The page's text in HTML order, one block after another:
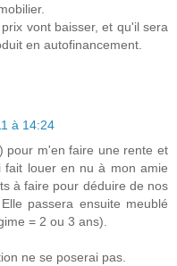
vont baisser, et qu'il sera
en autofinancement.
à 14:24
pour m'en faire une rente et
fait louer en nu à mon amie
à faire pour déduire de nos
passera ensuite meublé
= 2 ou 3 ans).
ne se poserai pas.